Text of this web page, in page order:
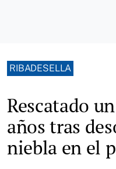
RIBADESELLA
Rescatado
años tras
niebla en el